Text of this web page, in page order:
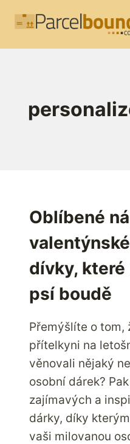
Oblíbené
dívky,
psí boudě
Přemýšlíte o tom,
přítelkyni na
věnovali nějaký
osobní dárek?
zajímavých a
dárky, díky
vaši milovanou